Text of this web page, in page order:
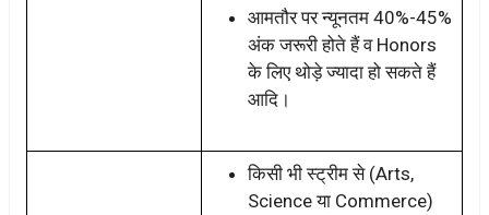
आमतौर पर न्यूनतम 40%-45%
अंक जरूरी होते हैं व Honors
के लिए थोड़े ज्यादा हो सकते हैं
आदि।
किसी भी स्ट्रीम से (Arts,
Science या Commerce)